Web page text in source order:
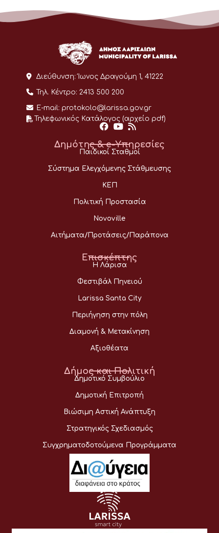
Διεύθυνση: Ίωνος Δραγούμη 1, 41222
Τηλ. Κέντρο: 2413 500 200
E-mail: protokolo@larissa.gov.gr
Τηλεφωνικός Κατάλογος (αρχείο pdf)
Δημότης & e-Υπηρεσίες
Παιδικοί Σταθμοί
Σύστημα Ελεγχόμενης Στάθμευσης
ΚΕΠ
Πολιτική Προστασία
Novoville
Αιτήματα/Προτάσεις/Παράπονα
Επισκέπτης
Η Λάρισα
Φεστιβάλ Πηνειού
Larissa Santa City
Περιήγηση στην πόλη
Διαμονή & Μετακίνηση
Αξιοθέατα
Δήμος και Πολιτική
Δημοτικό Συμβούλιο
Δημοτική Επιτροπή
Βιώσιμη Αστική Ανάπτυξη
Στρατηγικός Σχεδιασμός
Συγχρηματοδοτούμενα Προγράμματα